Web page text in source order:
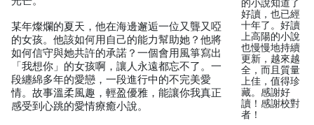
某年燦爛的夏天，他在海邊邂逅一位又聾又啞
的女孩。他該如何用自己的能力幫助她？他將
如何信守與她共許的承諾？一個會用風箏寫出
「我想你」的女孩啊，讓人永遠都忘不了。一
段纏綿多年的愛戀，一段進行中的不完美愛
情。故事溫柔風趣，輕盈優雅，能讓你我真正
感受到心跳的愛情療癒小說。
的小說知道了
好讀，也已經
十年了。好讀
上高陽的小說
也慢慢地持續
更新，越來越
全，而且質量
上佳，值得珍
藏。感謝好
讀！感謝校對
者！